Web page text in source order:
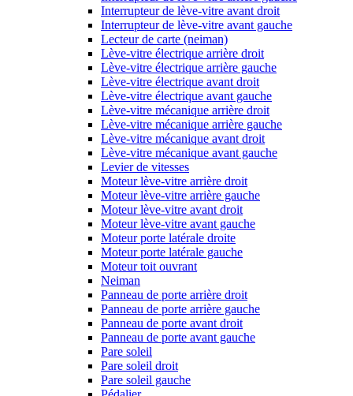
Interrupteur de lève-vitre avant droit
Interrupteur de lève-vitre avant gauche
Lecteur de carte (neiman)
Lève-vitre électrique arrière droit
Lève-vitre électrique arrière gauche
Lève-vitre électrique avant droit
Lève-vitre électrique avant gauche
Lève-vitre mécanique arrière droit
Lève-vitre mécanique arrière gauche
Lève-vitre mécanique avant droit
Lève-vitre mécanique avant gauche
Levier de vitesses
Moteur lève-vitre arrière droit
Moteur lève-vitre arrière gauche
Moteur lève-vitre avant droit
Moteur lève-vitre avant gauche
Moteur porte latérale droite
Moteur porte latérale gauche
Moteur toit ouvrant
Neiman
Panneau de porte arrière droit
Panneau de porte arrière gauche
Panneau de porte avant droit
Panneau de porte avant gauche
Pare soleil
Pare soleil droit
Pare soleil gauche